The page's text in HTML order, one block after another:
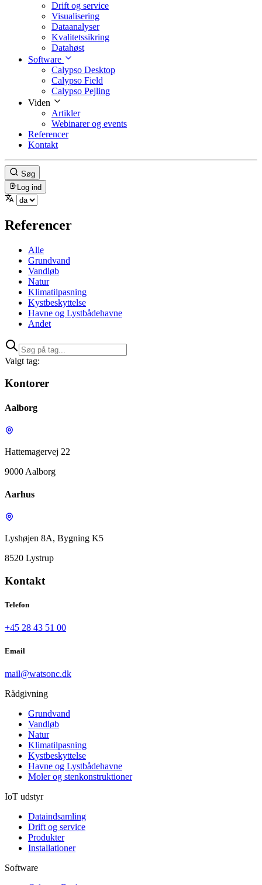
Drift og service
Visualisering
Dataanalyser
Kvalitetssikring
Datahøst
Software
Calypso Desktop
Calypso Field
Calypso Pejling
Viden
Artikler
Webinarer og events
Referencer
Kontakt
Søg
Log ind
Referencer
Alle
Grundvand
Vandløb
Natur
Klimatilpasning
Kystbeskyttelse
Havne og Lystbådehavne
Andet
Valgt tag:
Kontorer
Aalborg
Hattemagervej 22
9000 Aalborg
Aarhus
Lyshøjen 8A, Bygning K5
8520 Lystrup
Kontakt
Telefon
+45 28 43 51 00
Email
mail@watsonc.dk
Rådgivning
Grundvand
Vandløb
Natur
Klimatilpasning
Kystbeskyttelse
Havne og Lystbådehavne
Moler og stenkonstruktioner
IoT udstyr
Dataindsamling
Drift og service
Produkter
Installationer
Software